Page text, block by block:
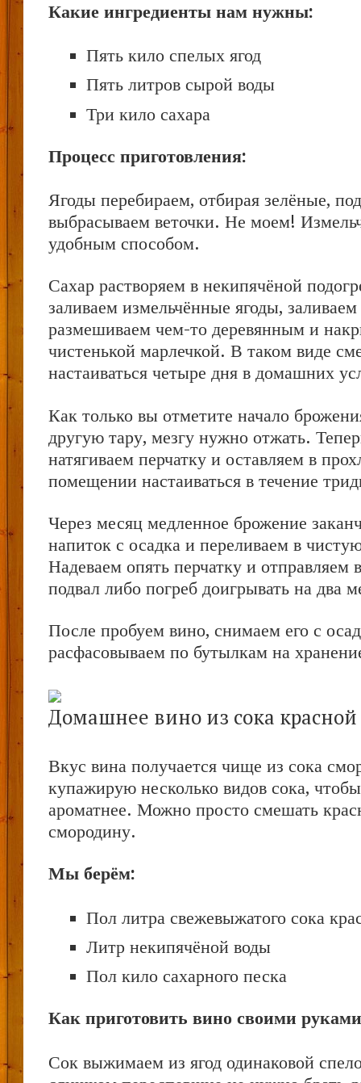
Какие ингредиенты нам нужны:
Пять кило спелых ягод
Пять литров сырой воды
Три кило сахара
Процесс приготовления:
Ягоды перебираем, отбирая зелёные,
выбрасываем веточки. Не моем!
удобным способом.
Сахар растворяем в некипячёной
заливаем измельчённые ягоды,
размешиваем чем-то деревянным и
чистенькой марлечкой. В таком виде
настаиваться четыре дня в домашних
Как только вы отметите начало
другую тару, мезгу нужно отжать.
натягиваем перчатку и оставляем в
помещении настаиваться в течение
Через месяц медленное брожение
напиток с осадка и переливаем в
Надеваем опять перчатку и отправляем
подвал либо погреб доигрывать на два
После пробуем вино, снимаем его с
расфасовываем по бутылкам на
Домашнее вино из сока
Вкус вина получается чище из сока
купажирую несколько видов сока,
ароматнее. Можно просто смешать
смородину.
Мы берём:
Пол литра свежевыжатого сока
Литр некипячёной воды
Пол кило сахарного песка
Как приготовить вино своими
Сок выжимаем из ягод одинаковой